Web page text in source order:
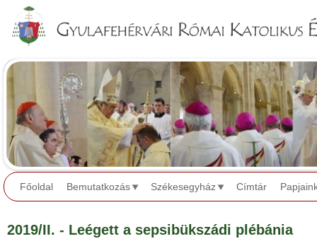
Főoldal Bemutatkozás Székesegyház Címtár
2019/II. - Leégett a sepsibükszádi plébánia